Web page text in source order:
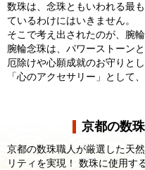
数珠は、念珠ともいわれる最
ているわけにはいきません。
そこで考え出されたのが、腕輪
腕輪念珠は、パワーストーン
厄除けや心願成就のお守りと
「心のアクセサリー」として
京都の数
京都の数珠職人が厳選した天
リティを実現！ 数珠に使用す